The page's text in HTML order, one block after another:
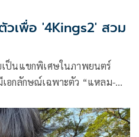
เพื่อ '4Kings2' สวม
เป็นแขกพิเศษในภาพยนตร์
เอกลักษณ์เฉพาะตัว “แหลม-
งษ์ นาคทอง” ผลงานเรื่อง